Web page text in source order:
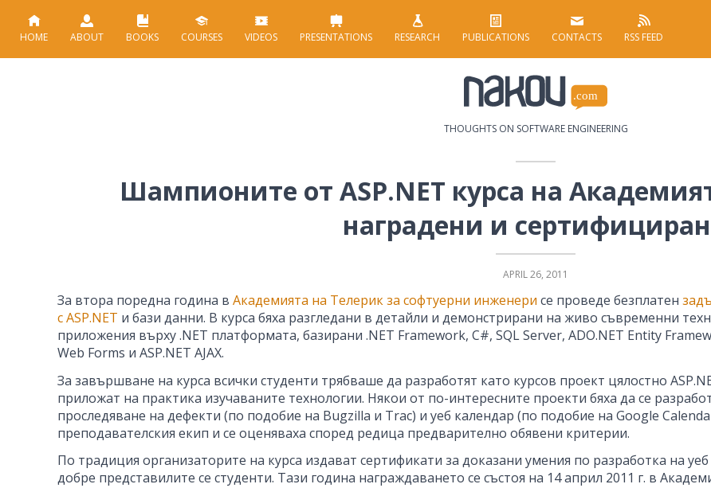
HOME ABOUT BOOKS COURSES VIDEOS PRESENTATIONS RESEARCH PUBLICATIONS CONTACTS RSS FEED
THOUGHTS ON SOFTWARE ENGINEERING
Шампионите от ASP.NET курса на
наградени и
APRIL 26, 2011
За втора поредна година в Академията на Телерик за софтуерни инженери се проведе безплатен
с ASP.NET и бази данни. В курса бяха разгледани в детайли и демонстрирани на живо съвременни
приложения върху .NET платформата, базирани .NET Framework, C#, SQL Server, ADO.NET Entity
Web Forms и ASP.NET AJAX.
За завършване на курса всички студенти трябваше да разработят като курсов проект цялостно
приложат на практика изучаваните технологии. Някои от по-интересните проекти бяха да се
проследяване на дефекти (по подобие на Bugzilla и Trac) и уеб календар (по подобие на Google
преподавателския екип и се оценяваха според редица предварително обявени критерии.
По традиция организаторите на курса издават сертификати за доказани умения по разработка на
добре представилите се студенти. Тази година награждаването се състоя на 14 април 2011 г. в